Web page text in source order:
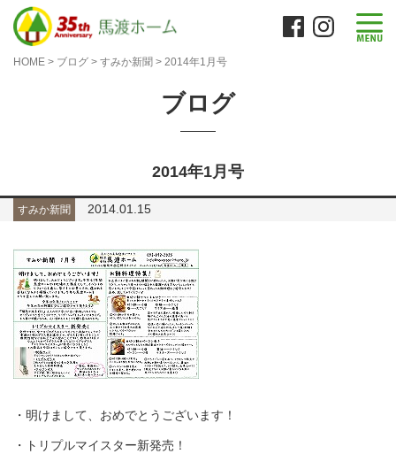
HOME > ブログ > すみか新聞 > 2014年1月号
ブログ
2014年1月号
すみか新聞 2014.01.15
・明けまして、おめでとうございます！
・トリプルマイスター新発売！